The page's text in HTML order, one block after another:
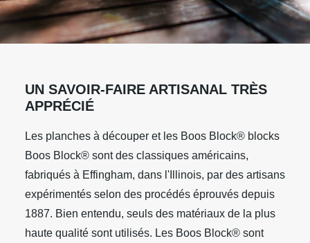
UN SAVOIR-FAIRE ARTISANAL TRÈS
APPRÉCIÉ
Les planches à découper et les Boos Block® blocks
Boos Block® sont des classiques américains,
fabriqués à Effingham, dans l'Illinois, par des artisans
expérimentés selon des procédés éprouvés depuis
1887. Bien entendu, seuls des matériaux de la plus
haute qualité sont utilisés. Les Boos Block® sont